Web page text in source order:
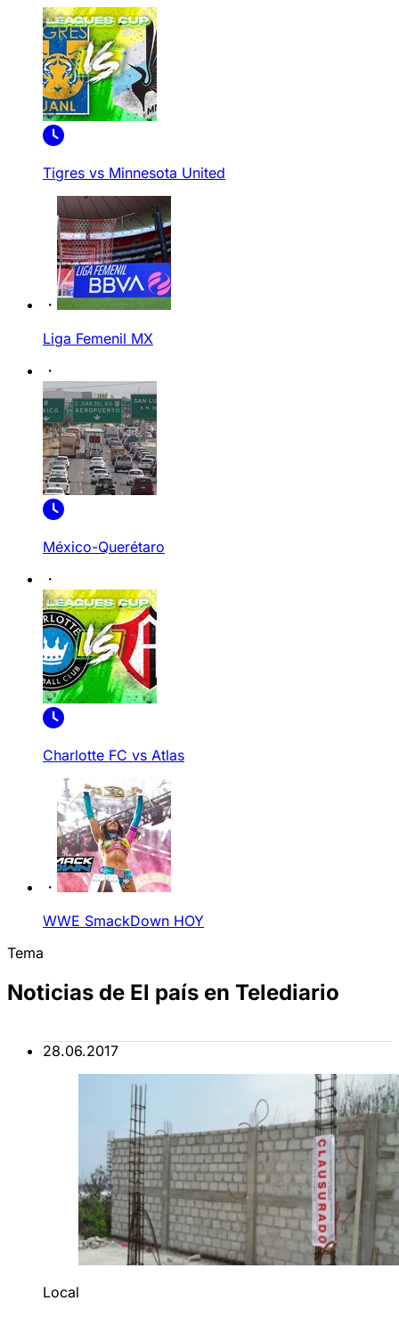
Tigres vs Minnesota United
Liga Femenil MX
México-Querétaro
Charlotte FC vs Atlas
WWE SmackDown HOY
Tema
Noticias de El país en Telediario
28.06.2017
Local